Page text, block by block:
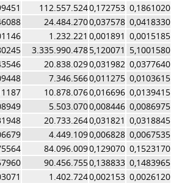
112.557.5240,172753 0,1861020
24.484.2700,037578 0,0418330
1.232.221 0,001891 0,0015185
3.335.990.4785,120071 5,1001580
20.838.0290,031982 0,0377640
7.346.5660,011275 0,0103615
10.878.0760,016696 0,0139415
5.503.0700,008446 0,0086975
20.733.2640,031821 0,0318845
4.449.1090,006828 0,0067535
84.096.0090,129070 0,1523170
90.456.7550,138833 0,1483965
1.402.7240,002153 0,0026120